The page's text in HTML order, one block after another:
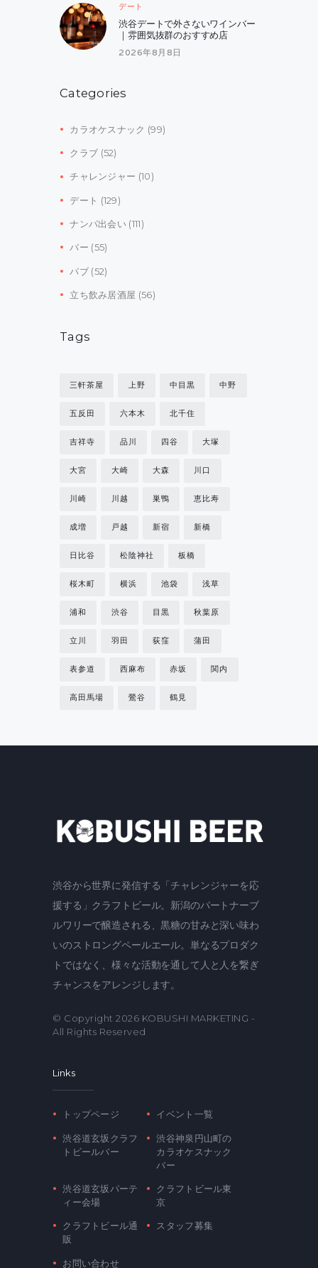
デート
渋谷デートで外さないワインバー
｜雰囲気抜群のおすすめ店
2026年8月8日
Categories
カラオケスナック (99)
クラブ (52)
チャレンジャー (10)
デート (129)
ナンパ出会い (111)
バー (55)
パブ(52)
立ち飲み居酒屋 (56)
Tags
三軒茶屋 上野 中目黒 中野
五反田 六本木 北千住
吉祥寺 品川 四谷 大塚
大宮 大崎 大森 川口
川崎 川越 巣鴨 恵比寿
成増 戸越 新宿 新橋
日比谷 松陰神社 板橋
桜木町 横浜 池袋 浅草
浦和 渋谷 目黒 秋葉原
立川 羽田 荻窪 蒲田
表参道 西麻布 赤坂 関内
高田馬場 鶯谷 鶴見
渋谷から世界に発信する「チャレンジャーを応
援する」クラフトビール。新潟のパートナーブ
ルワリーで醸造される、黒糖の甘みと深い味わ
いのストロングペールエール。単なるプロダク
トではなく、様々な活動を通して人と人を繋ぎ
チャンスをアレンジします。
© Copyright 2026 KOBUSHI MARKETING -
All Rights Reserved
Links
トップページ イベント一覧
渋谷道玄坂クラフ
トビールバー
渋谷神泉円山町の
カラオケスナック
バー
渋谷道玄坂パーテ
ィー会場
クラフトビール東
京
クラフトビール通
販
スタッフ募集
お問い合わせ